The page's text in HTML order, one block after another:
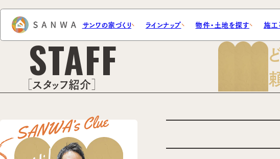
サンワの家づくり ラインナップ 物件・土地を探す
& LAND
土地を探す
施工
サンワについて
STAFF
スタッフ紹介